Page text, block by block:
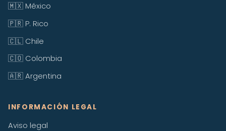
🇲🇽 México
🇵🇷 P. Rico
🇨🇱 Chile
🇨🇴 Colombia
🇦🇷 Argentina
INFORMACIÓN LEGAL
Aviso legal